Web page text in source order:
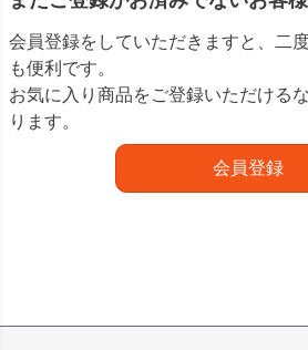
会員登録をしていただきますと、二
も便利です。
お気に入り商品をご登録いただける
ります。
会員登録